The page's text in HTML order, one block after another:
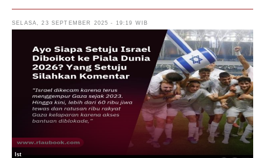
SELASA, 23 SEPTEMBER 2025 - 19:19 WIB
Ist